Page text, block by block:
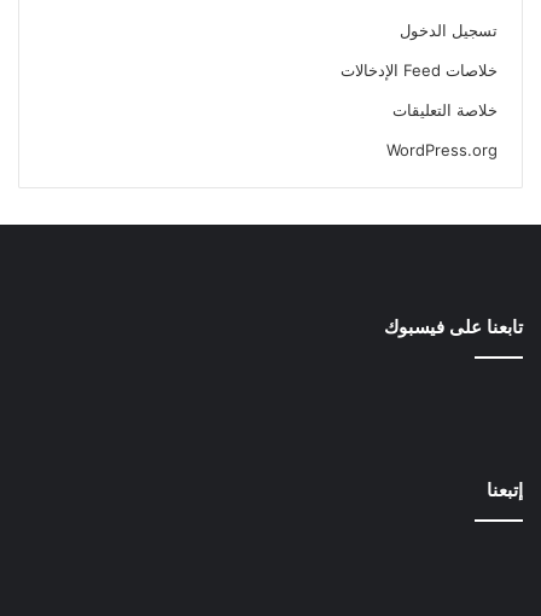
تسجيل الدخول
خلاصات Feed الإدخالات
خلاصة التعليقات
WordPress.org
تابعنا على فيسبوك
إتبعنا